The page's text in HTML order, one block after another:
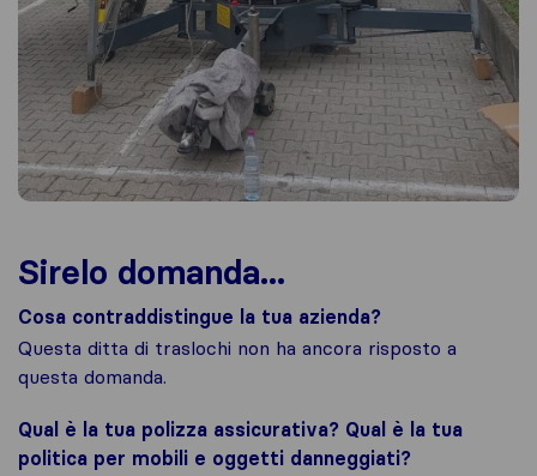
Sirelo domanda...
Cosa contraddistingue la tua azienda?
Questa ditta di traslochi non ha ancora risposto a
questa domanda.
Qual è la tua polizza assicurativa? Qual è la tua
politica per mobili e oggetti danneggiati?